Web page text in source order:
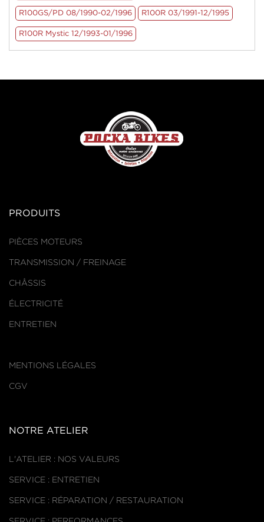
R100GS/PD 08/1990-02/1996 R100R 03/1991-12/1995
R100R Mystic 12/1993-01/1996
PRODUITS
PIÈCES MOTEURS
TRANSMISSION / FREINAGE
CHÂSSIS
ÉLECTRICITÉ
ENTRETIEN
MENTIONS LÉGALES
CGV
NOTRE ATELIER
L'ATELIER : NOS VALEURS
SERVICE : ENTRETIEN
SERVICE : RÉPARATION / RESTAURATION